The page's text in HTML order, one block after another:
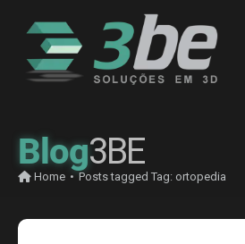
Blog3BE
Home • Posts tagged Tag: ortopedia